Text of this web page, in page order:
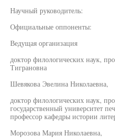
Научный руководитель:
Официальные оппоненты:
Ведущая организация
доктор филологических наук,
Тиграновна
Шевякова Эвелина Николаевна,
доктор филологических наук,
государственный университет
профессор кафедры истории
Морозова Мария Николаевна,